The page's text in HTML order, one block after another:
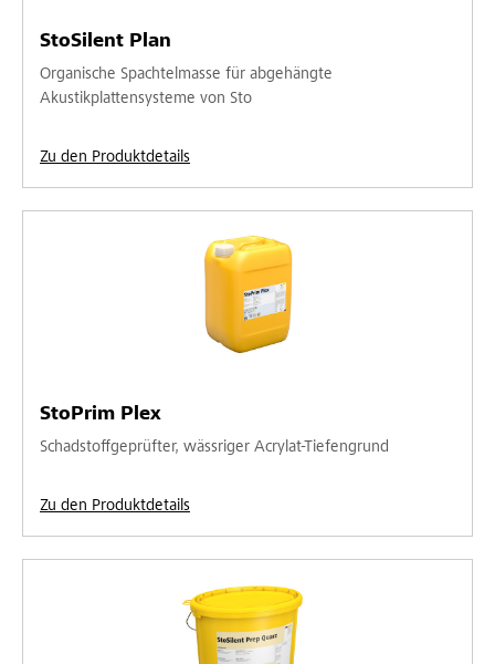
StoSilent Plan
Organische Spachtelmasse für abgehängte
Akustikplattensysteme von Sto
Zu den Produktdetails
StoPrim Plex
Schadstoffgeprüfter, wässriger Acrylat-Tiefengrund
Zu den Produktdetails